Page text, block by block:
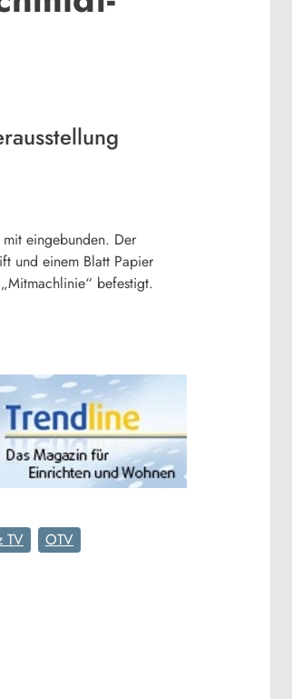
eingebunden. Der
und einem Blatt Papier
befestigt.
TV
OTV